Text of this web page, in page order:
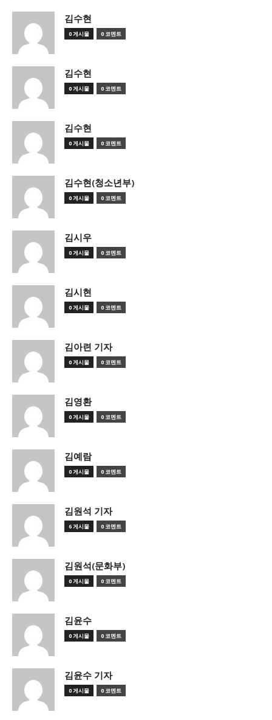
김수현
0 게시물 0 코멘트
김수현
0 게시물 0 코멘트
김수현
0 게시물 0 코멘트
김수현(청소년부)
0 게시물 0 코멘트
김시우
0 게시물 0 코멘트
김시현
0 게시물 0 코멘트
김아련 기자
0 게시물 0 코멘트
김영환
0 게시물 0 코멘트
김예람
0 게시물 0 코멘트
김원석 기자
6 게시물 0 코멘트
김원석(문화부)
0 게시물 0 코멘트
김윤수
0 게시물 0 코멘트
김윤수 기자
0 게시물 0 코멘트